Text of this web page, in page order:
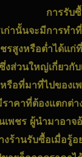
การรับ
ก่านั้นจะมีการท
สูงหรือต่ำได้แก่
ซึ่งส่วนใหญ่เกี่ย
รือที่มาที่ไปขอ
าคาที่ต้องแตกต่า
พชร ผู้นำมาอาจ
ร้านรับซื้อเมื่อรู้